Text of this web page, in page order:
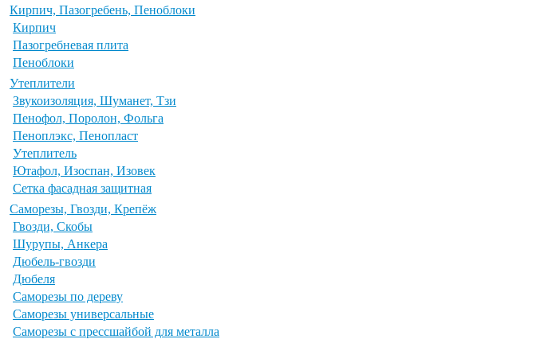
Кирпич, Пазогребень, Пеноблоки
Кирпич
Пазогребневая плита
Пеноблоки
Утеплители
Звукоизоляция, Шуманет, Тзи
Пенофол, Поролон, Фольга
Пеноплэкс, Пенопласт
Утеплитель
Ютафол, Изоспан, Изовек
Сетка фасадная защитная
Саморезы, Гвозди, Крепёж
Гвозди, Скобы
Шурупы, Анкера
Дюбель-гвозди
Дюбеля
Саморезы по дереву
Саморезы универсальные
Саморезы с прессшайбой для металла